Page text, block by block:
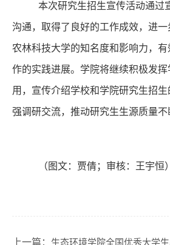
本次研究生招生宣传活动通过
沟通，取得了良好的工作成效，进
农林科技大学的知名度和影响力，
作的实践进展。学院将继续积极发
用，宣传介绍学校和学院研究生招
强调研交流，推动研究生生源质量不
（图文：贾倩；审核：王宇恒）
上一篇： 生态环境学院全国优秀大学